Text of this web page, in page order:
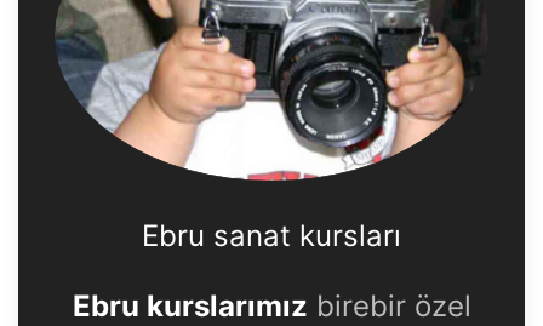
Ebru sanat kursları
Ebru kurslarımız birebir özel